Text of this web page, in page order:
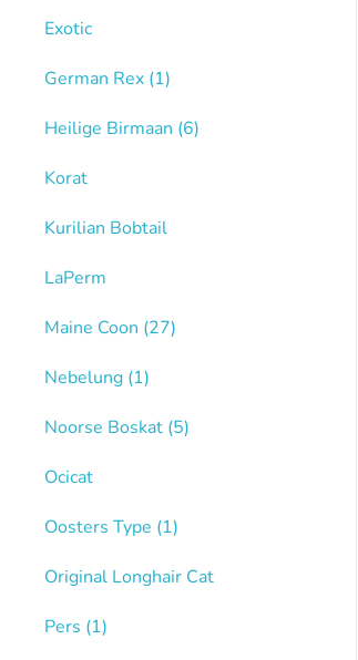
Exotic
German Rex (1)
Heilige Birmaan (6)
Korat
Kurilian Bobtail
LaPerm
Maine Coon (27)
Nebelung (1)
Noorse Boskat (5)
Ocicat
Oosters Type (1)
Original Longhair Cat
Pers (1)